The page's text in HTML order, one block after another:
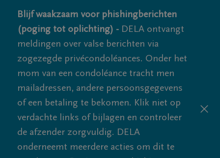
Blijf waakzaam voor phishingberichten
(poging tot oplichting) - DELA ontvangt
meldingen over valse berichten via
zogezegde privécondoléances. Onder het
mom van een condoléance tracht men
mailadressen, andere persoonsgegevens
of een betaling te bekomen. Klik niet op
verdachte links of bijlagen en controleer
de afzender zorgvuldig. DELA
onderneemt meerdere acties om dit te